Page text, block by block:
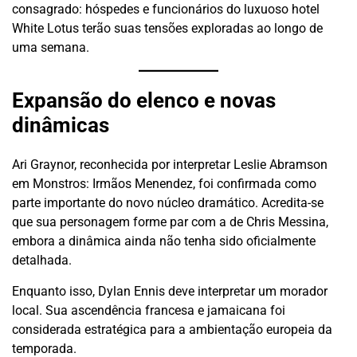
consagrado: hóspedes e funcionários do luxuoso hotel
White Lotus terão suas tensões exploradas ao longo de
uma semana.
Expansão do elenco e novas
dinâmicas
Ari Graynor, reconhecida por interpretar Leslie Abramson
em Monstros: Irmãos Menendez, foi confirmada como
parte importante do novo núcleo dramático. Acredita-se
que sua personagem forme par com a de Chris Messina,
embora a dinâmica ainda não tenha sido oficialmente
detalhada.
Enquanto isso, Dylan Ennis deve interpretar um morador
local. Sua ascendência francesa e jamaicana foi
considerada estratégica para a ambientação europeia da
temporada.